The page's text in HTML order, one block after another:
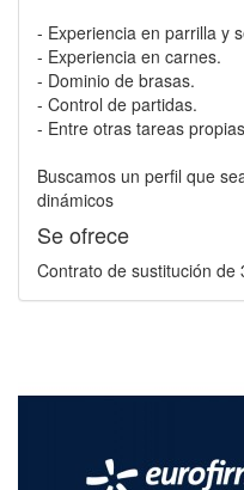
- Experiencia en parrilla y
- Experiencia en carnes.
- Dominio de brasas.
- Control de partidas.
- Entre otras tareas
Buscamos un perfil que
dinámicos
Se ofrece
Contrato de sustitución de